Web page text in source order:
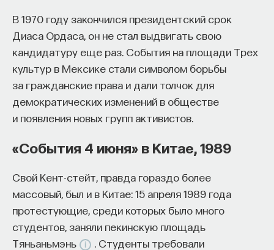
В 1970 году закончился президентский срок
Диаса Ордаса, он не стал выдвигать свою
кандидатуру еще раз. События на площади Трех
культур в Мексике стали символом борьбы
за гражданские права и дали толчок для
демократических изменений в обществе
и появления новых групп активистов.
«События 4 июня» в Китае, 1989
Свой Кент-стейт, правда гораздо более
массовый, был и в Китае: 15 апреля 1989 года
протестующие, среди которых было много
студентов, заняли пекинскую площадь
Тяньаньмэнь
. Студенты требовали